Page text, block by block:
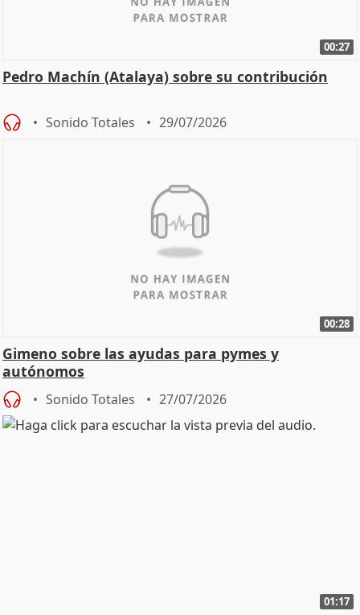
00:27
Pedro Machín (Atalaya) sobre su contribución
Sonido Totales 29/07/2026
00:28
Gimeno sobre las ayudas para pymes y
autónomos
Sonido Totales 27/07/2026
01:17